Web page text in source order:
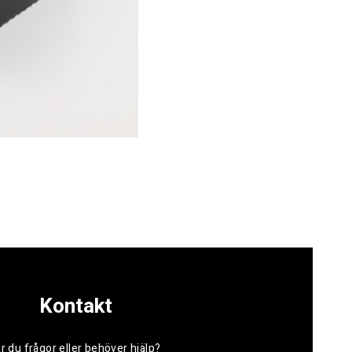
Kontakt
du frågor eller behöver hjälp?